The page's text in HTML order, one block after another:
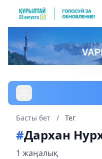
Басты бет / Тег
#Дархан
1 жаңалық